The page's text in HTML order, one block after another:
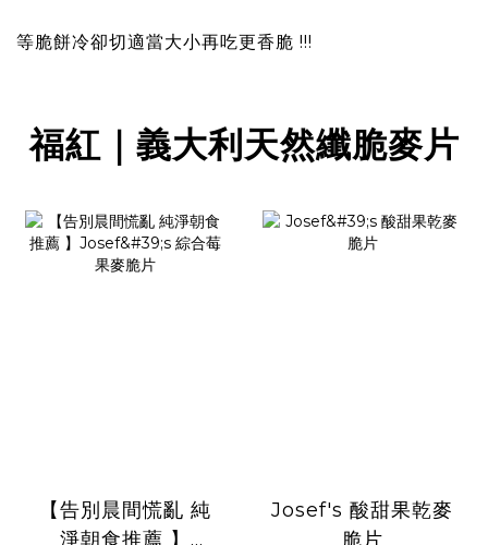
等脆餅冷卻切適當大小再吃更香脆 !!!
福紅｜義大利天然纖脆麥片
【告別晨間慌亂 純
淨朝食推薦 】
Josef's 酸甜果乾麥
脆片